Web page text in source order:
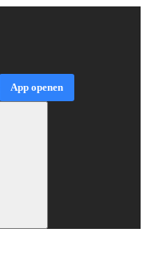
App openen